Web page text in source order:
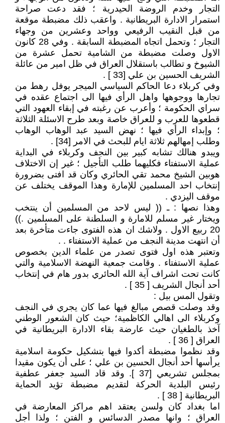
التجار وخدم الروضة الحيدرية ؛ فقد دعت صراحة
استمرار الادارة البريطانية . واعقب ذلك مضبطة موقعة
من قبل النقيب الرفيعي وواحد وعشرين من وجهاء
التجار ؛ وتحمل اتجاه المضبطة السابقة . وفي 28 كانون
الاول وصلت مضبطة من الشامية تحمل عشرة من
الشيوخ و تطالب باستقلال العراق في ظل امير من عائلة
الشريف الحسين بن علي [33 ] .
وفي كربلاء دعا الحاكم السياسي الميجر يوفل رهط من
تجارها ووجوهها واهل الرأي فيها الى اجتماع عقده في
سراي الحكومة ؛ وأعرب عن رغبته في إبقاء العهود التي
قطعوها للعرب و للعراق خاصة وبعد طرح الاسئلة الثلاثة
؛ وإبداء الرأي فيها ؛ نهض السيد عبد الوهاب الوهاب
وطلب إمهالهم ثلاثة ايام للبحث في الامر [34] .
ويبدو هنالك تشابه كبير بين النجف وكربلاء في البداية
عملية الاستفتاء فكليهما طلب التأجيل ؛ غير إن الاختلاف
هوبين الشيخ محمد تقي الحائري وكان قد افتى بضرورة
إنتخاب احد المسلمين للإمارة وهذا الموقف يختلف عن
موقف اليزدي .
وهذا نصها : ـ (( ليس لاحد من المسلمين أن ينتخب
ويختار غير مسلم للامارة و السلطنة على المسلمين .))
20 ربيع الاول . ولاشك ان هذه الفتوى جاءت متأخرة بعد
أن انتهت مدينة النجف من عملية الاستفتاء . .
وتعتبر هذه اول فتوى تصدر من علماء الدين بخصوص
عملية الاستفتاء . وقامت جمعية النهضة الاسلامية والتي
كانت تحت اشراف آية الله الحائري بدور هام في إنتخاب
أحد أنجال الشريف [ 35 ] .
وتقول المس بيل :
وقد وصلت قصص مبالغ فيها عما كان يجري في النجف
وكربلاء الى اهالي الكاظمية؛ حيث كان الشعور الوطني
آخذ بالطغيان حيث عارضة بقاء الادارة البريطانية في
العراق [ 36 ] .
وقد نظموا مضبطة أكدوا فيها بتشكيل حكومة اسلامية
يرأسها أحد أنجال الحسين بن علي ؛ على أن يكون مقيدا
بمجلس تشريعي [37 ]. وقد قاد السيد جعفر عطفية
رئيس البلدية الحركة لتقديم مضبطة تؤيد الحماية
البريطانية [ 38 ] .
اما بغداد كان ولسن يعتقد اهم مراكز المعارضة في
العراق ؛ وانها مصدر الدسائس و الفتن ؛ ولذا أجل